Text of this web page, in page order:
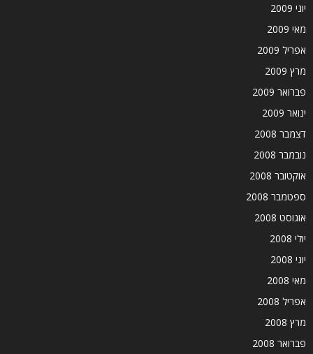
יוני 2009
מאי 2009
אפריל 2009
מרץ 2009
פברואר 2009
ינואר 2009
דצמבר 2008
נובמבר 2008
אוקטובר 2008
ספטמבר 2008
אוגוסט 2008
יולי 2008
יוני 2008
מאי 2008
אפריל 2008
מרץ 2008
פברואר 2008